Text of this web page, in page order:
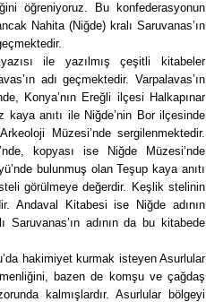
öğreniyoruz. Bu konfederasyonun
Nahita (Niğde) kralı Saruvanas’ın
ile yazılmış çeşitli kitabeler
adı geçmektedir. Varpalavas’ın
Konya’nın Ereğli ilçesi Halkapınar
kaya anıtı ile Niğde’nin Bor ilçesinde
Müzesi’nde sergilenmektedir.
kopyası ise Niğde Müzesi’nde
bulunmuş olan Teşup kaya anıtı
görülmeye değerdir. Keşlik stelinin
Andaval Kitabesi ise Niğde adının
adının da bu kitabede
hakimiyet kurmak isteyen Asurlular
bazen de komşu ve çağdaş
kalmışlardır. Asurlular bölgeyi